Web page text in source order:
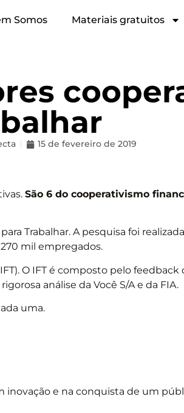
Somos Materiais gratuitos
15 de fevereiro de 2019
São 6 do cooperativismo
Trabalhar. A pesquisa foi
mil empregados.
O IFT é composto pelo feedback
análise da Você S/A e da FIA.
uma.
inovação e na conquista de um